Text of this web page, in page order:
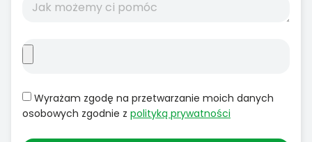
Wyrażam zgodę na przetwarzanie moich danych
osobowych zgodnie z polityką prywatności